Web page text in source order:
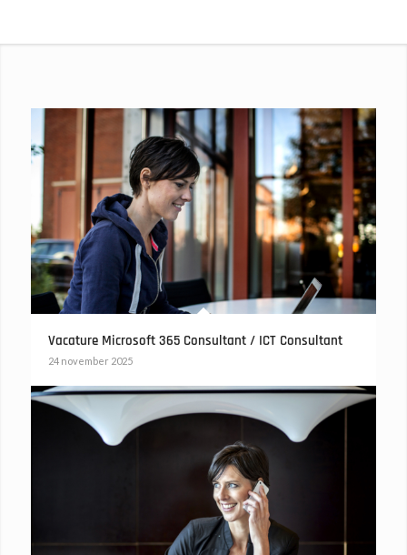
Vacature Microsoft 365 Consultant / ICT Consultant
24 november 2025